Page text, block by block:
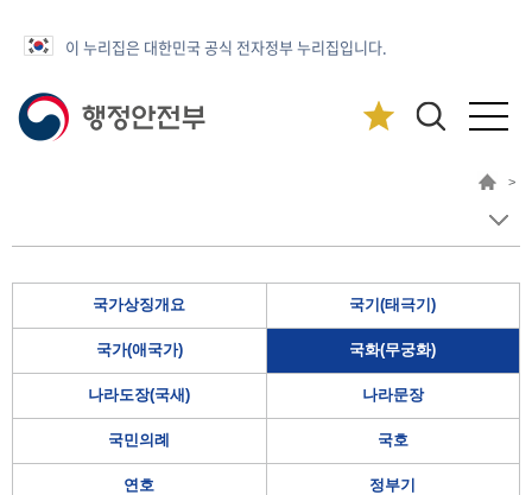
이 누리집은 대한민국 공식 전자정부 누리집입니다.
>
국가상징개요 국기(태극기)
국가(애국가) 국화(무궁화)
나라도장(국새) 나라문장
국민의례 국호
연호 정부기